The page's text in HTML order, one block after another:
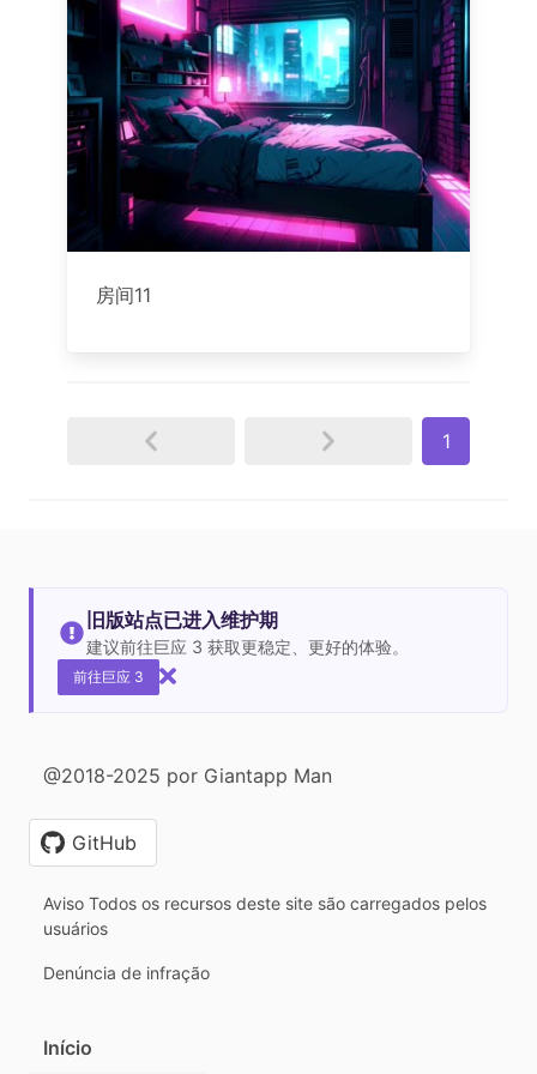
房间11
1
旧版站点已进入维护期
建议前往巨应 3 获取更稳定、更好的体验。
前往巨应 3
@2018-2025 por Giantapp Man
GitHub
Aviso Todos os recursos deste site são carregados pelos
usuários
Denúncia de infração
Início